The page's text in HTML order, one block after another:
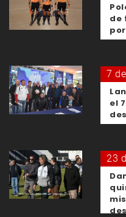
de
7
el
23